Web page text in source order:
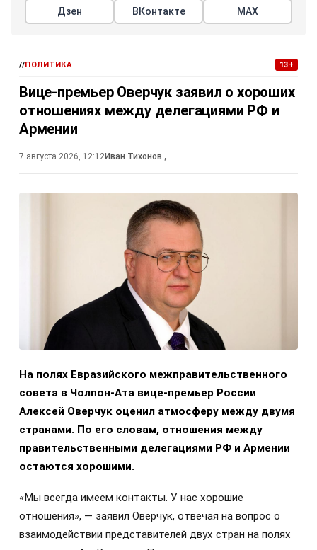
Дзен ВКонтакте МАХ
//ПОЛИТИКА 13+
Вице-премьер Оверчук заявил о хороших
отношениях между делегациями РФ и
Армении
7 августа 2026, 12:12Иван Тихонов ,
На полях Евразийского межправительственного
совета в Чолпон-Ата вице-премьер России
Алексей Оверчук оценил атмосферу между двумя
странами. По его словам, отношения между
правительственными делегациями РФ и Армении
остаются хорошими.
«Мы всегда имеем контакты. У нас хорошие
отношения», — заявил Оверчук, отвечая на вопрос о
взаимодействии представителей двух стран на полях